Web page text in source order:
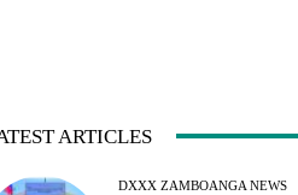
ARTICLES
DXXX ZAMBOANGA NEWS